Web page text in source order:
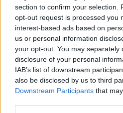
section to confirm your selection.
opt-out request is processed you
interest-based ads based on
us or personal information
your opt-out. You may separately
disclosure of your personal
IAB’s list of downstream
also be disclosed by us to third
Downstream Participants that
knytnävsslag mot den intagne. Foto:
Häktesvakt
misshandlade
åtalas
Av Nathalie Wästerlund